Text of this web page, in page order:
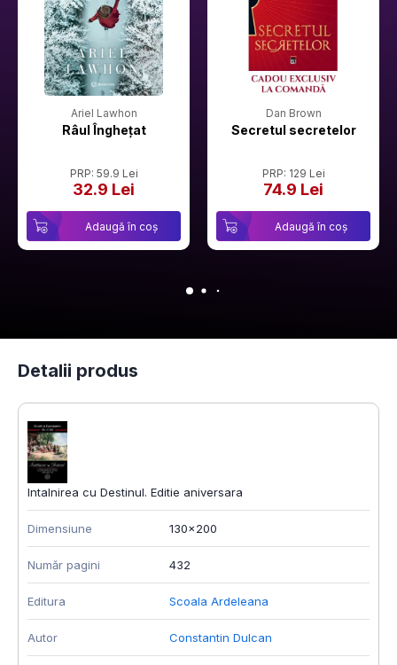
Ariel Lawhon
Râul Înghețat
PRP: 59.9 Lei
32.9 Lei
Adaugă în coș
Dan Brown
Secretul secretelor
PRP: 129 Lei
74.9 Lei
Adaugă în coș
Detalii produs
Intalnirea cu Destinul. Editie aniversara
Dimensiune 130x200
Număr pagini 432
Editura Scoala Ardeleana
Autor Constantin Dulcan